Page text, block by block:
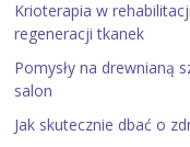
Krioterapia w
regeneracji tkanek
Pomysły na drewnianą
salon
Jak skutecznie dbać o